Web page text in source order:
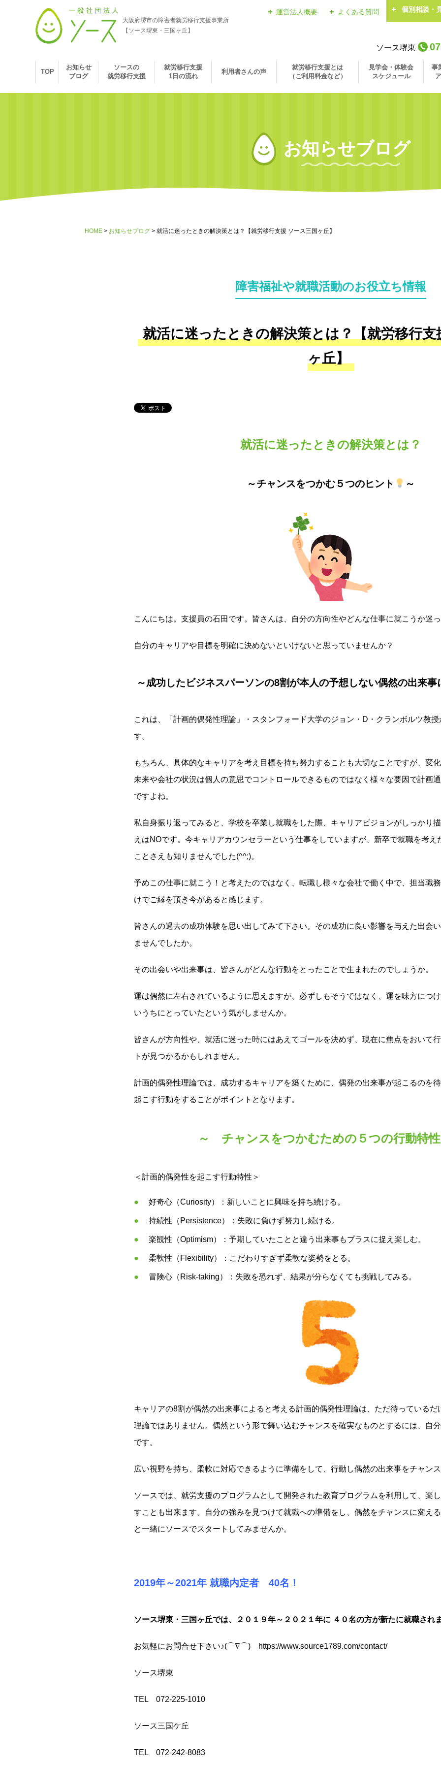
大阪府堺市の障害者就労移行支援事業所
【ソース堺東・三国ヶ丘】
運営法人概要 よくある質問 個別相談・
ソース堺東
TOP
お知らせ
ブログ
ソースの
就労移行支援
就労移行支援
1日の流れ
利用者さんの声
就労移行支援とは
（ご利用料金など）
見学会・体験会
スケジュール
事
お知らせブログ
HOME お知らせブログ 就活に迷ったときの解決策とは？【就労移行支援 ソース三国ヶ丘】
障害福祉や就職活動のお役立ち情報
就活に迷ったときの解決策とは？【就労移行支
ヶ丘】
就活に迷ったときの解決策とは？
～チャンスをつかむ５つのヒント ～
こんにちは。支援員の石田です。皆さんは、自分の方向性やどんな仕事に就こうか迷
自分のキャリアや目標を明確に決めないといけないと思っていませんか？
～成功したビジネスパーソンの8割が本人の予想しない偶然の出来
これは、「計画的偶発性理論」・スタンフォード大学のジョン・D・クランボルツ教
す。
もちろん、具体的なキャリアを考え目標を持ち努力することも大切なことですが、変
未来や会社の状況は個人の意思でコントロールできるものではなく様々な要因で計画
ですよね。
私自身振り返ってみると、学校を卒業し就職をした際、キャリアビジョンがしっかり
えはNOです。今キャリアカウンセラーという仕事をしていますが、新卒で就職を考え
ことさえも知りませんでした(^^;)。
予めこの仕事に就こう！と考えたのではなく、転職し様々な会社で働く中で、担当職
けでご縁を頂き今があると感じます。
皆さんの過去の成功体験を思い出してみて下さい。その成功に良い影響を与えた出会
ませんでしたか。
その出会いや出来事は、皆さんがどんな行動をとったことで生まれたのでしょうか。
運は偶然に左右されているように思えますが、必ずしもそうではなく、運を味方につ
いうちにとっていたという気がしませんか。
皆さんが方向性や、就活に迷った時にはあえてゴールを決めず、現在に焦点をおいて
トが見つかるかもしれません。
計画的偶発性理論では、成功するキャリアを築くために、偶発の出来事が起こるのを
起こす行動をすることがポイントとなります。
～ チャンスをつかむための５つの行動特
＜計画的偶発性を起こす行動特性＞
好奇心（Curiosity）：新しいことに興味を持ち続ける。
持続性（Persistence）：失敗に負けず努力し続ける。
楽観性（Optimism）：予期していたことと違う出来事もプラスに捉え楽しむ。
柔軟性（Flexibility）：こだわりすぎず柔軟な姿勢をとる。
冒険心（Risk-taking）：失敗を恐れず、結果が分らなくても挑戦してみる。
キャリアの8割が偶然の出来事によると考える計画的偶発性理論は、ただ待っているだ
理論ではありません。偶然という形で舞い込むチャンスを確実なものとするには、自
です。
広い視野を持ち、柔軟に対応できるように準備をして、行動し偶然の出来事をチャン
ソースでは、就労支援のプログラムとして開発された教育プログラムを利用して、楽
すことも出来ます。自分の強みを見つけて就職への準備をし、偶然をチャンスに変え
と一緒にソースでスタートしてみませんか。
2019年～2021年 就職内定者 40名！
ソース堺東・三国ヶ丘では、２０１９年～２０２１年に ４０名の方が新たに就職され
お気軽にお問合せ下さい♪(⌒∇⌒) https://www.source1789.com/contact/
ソース堺東
TEL 072-225-1010
ソース三国ケ丘
TEL 072-242-8083